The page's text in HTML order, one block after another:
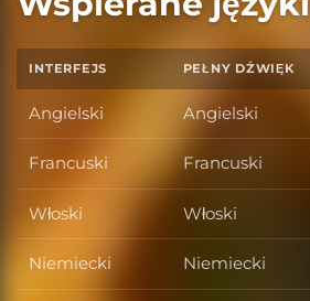
INTERFEJS PEŁNY DŹWIĘK
Angielski Angielski
Francuski Francuski
Włoski Włoski
Niemiecki Niemiecki